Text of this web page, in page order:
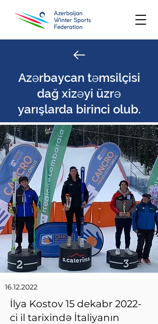
Azərbaycan təmsilçisi
dağ xizəyi üzrə
yarışlarda birinci olub.
16.12.2022
İlya Kostov 15 dekabr 2022-
ci il tarixində İtaliyanın